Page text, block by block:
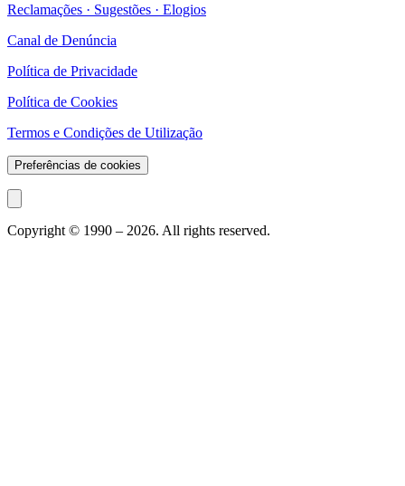
Reclamações · Sugestões · Elogios
Canal de Denúncia
Política de Privacidade
Política de Cookies
Termos e Condições de Utilização
Preferências de cookies
Copyright © 1990 – 2026. All rights reserved.